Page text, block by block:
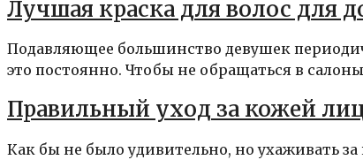
Лучшая краска для волос для
Подавляющее большинство девушек
это постоянно. Чтобы не обращаться в
Правильный уход за кожей
Как бы не было удивительно, но ухаживать